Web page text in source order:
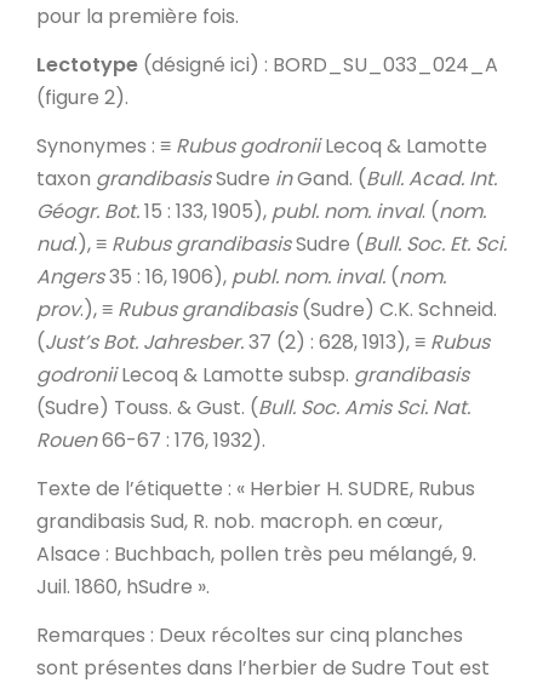
pour la première fois.
Lectotype (désigné ici) : BORD_SU_033_024_A
(figure 2).
Synonymes : ≡ Rubus godroniiLecoq & Lamotte
taxon grandibasisSudre inGand. (Bull. Acad. Int.
Géogr. Bot.15 : 133, 1905), publ. nom. inval. (nom.
nud.), ≡ Rubus grandibasisSudre (Bull. Soc. Et. Sci.
Angers35 : 16, 1906), publ. nom. inval. (nom.
prov.), ≡ Rubus grandibasis(Sudre) C.K. Schneid.
(Just’s Bot. Jahresber.37 (2) : 628, 1913), ≡ Rubus
godroniiLecoq & Lamotte subsp. grandibasis
(Sudre) Touss. & Gust. (Bull. Soc. Amis Sci. Nat.
Rouen66-67 : 176, 1932).
Texte de l’étiquette : « Herbier H. SUDRE, Rubus
grandibasis Sud, R. nob. macroph. en cœur,
Alsace : Buchbach, pollen très peu mélangé, 9.
Juil. 1860, hSudre ».
Remarques : Deux récoltes sur cinq planches
sont présentes dans l’herbier de Sudre Tout est